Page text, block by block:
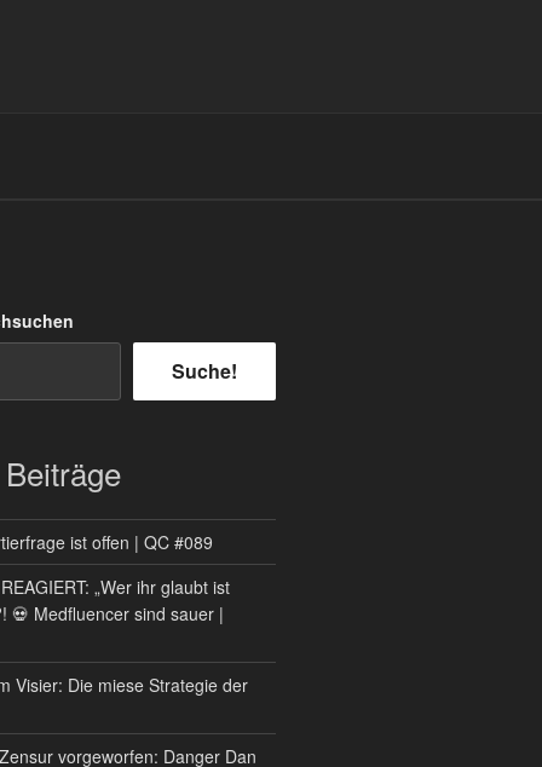
Suche!
ist offen | QC #089
„Wer ihr glaubt ist
💀 Medfluencer sind sauer |
Visier: Die miese Strategie der
vorgeworfen: Danger Dan